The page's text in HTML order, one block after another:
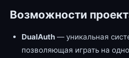
Возможности
DualAuth — уникальная
позволяющая играть на